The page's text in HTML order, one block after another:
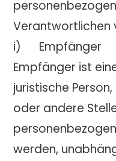
Verantwortlichen
i) Empfänger
Empfänger ist
juristische
oder andere
werden,